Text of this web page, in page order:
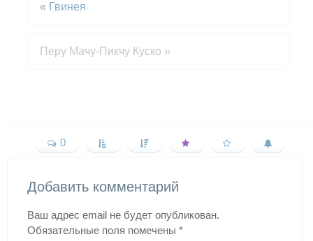
« Гвинея
Перу Мачу-Пикчу Куско »
0
Добавить комментарий
Ваш адрес email не будет опубликован.
Обязательные поля помечены *